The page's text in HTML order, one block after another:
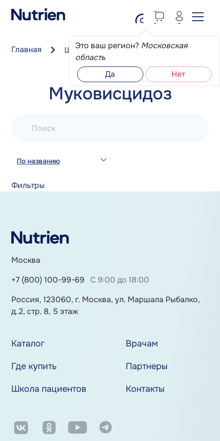
Это ваш регион? Московская
область
Да
Нет
Главная Школа пациента Муковисцидоз
Муковисцидоз
Поиск
По названию
Фильтры
Москва
+7 (800) 100-99-69
С 9:00 до 18:00
Россия, 123060, г. Москва, ул. Маршала Рыбалко,
д.2, стр. 8, 5 этаж
Каталог
Врачам
Где купить
Партнеры
Школа пациентов
Контакты